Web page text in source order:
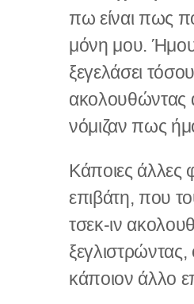
πω είναι πως
μόνη μου.
ξεγελάσει
ακολουθώντας
νόμιζαν πως
Κάποιες άλλες
επιβάτη, που
τσεκ-ιν
κάποιον άλλο